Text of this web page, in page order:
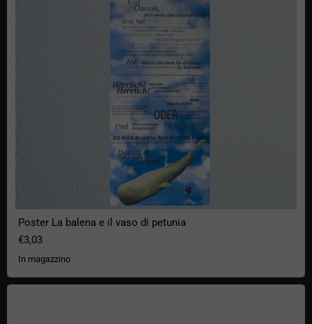
Poster La balena e il vaso di petunia
€3,03
In magazzino